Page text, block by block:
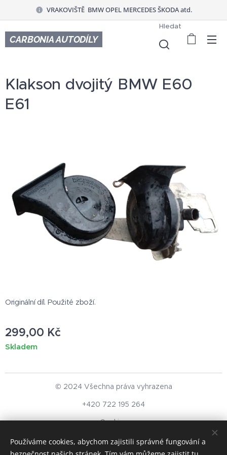
VRAKOVIŠTĚ BMW OPEL MERCEDES ŠKODA atd.
CARBONIA AUTODÍLY
Hledat
Klakson dvojitý BMW E60
E61
Originální díl. Použité zboží.
299,00 Kč
Skladem
© 2024 Všechna práva vyhrazena
+420 722 195 264
Cookies
Měna
Používáme cookies, abychom zajistili správné fungování a